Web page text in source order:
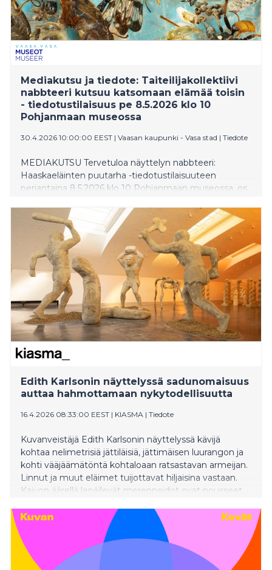
Mediakutsu ja tiedote: Taiteilijakollektiivi
nabbteeri kutsuu katsomaan elämää toisin
- tiedotustilaisuus pe 8.5.2026 klo 10
Pohjanmaan museossa
30.4.2026 10:00:00 EEST | Vaasan kaupunki - Vasa stad | Tiedote
MEDIAKUTSU Tervetuloa näyttelyn nabbteeri:
Haaskaeläinten puutarha -tiedotustilaisuuteen
perjantaina 8.5.2026 klo 10 Pohjanmaan museossa, os.
nabbteerin taiteilijat Janne Nabb ja Maria Teeri,
näyttelypäällikkö Maaria Salo sekä amanuenssi Janna
Sirén Vaasan museoista. Tervetuloa näyttelyn avoimiin
avajaisiin perjantaina 8.5. klo 18–20 Pohjanmaan
museossa. Haastattelumahdollisuudet ja lisätietoa:
Näyttelypäällikkö Maaria Salo, Vaasan museot, p. +358
40 3537377, maaria.salo@vaasa.fi Haastatteluita voi
sopia tiedotustilaisuuden jälkeen. Median edustajat
voivat halutessaan varata erillisen ajan näyttelyyn
tutustumista varten. Tiedotuskuvat:
https://kuvapankki.vaasa.fi/s/o/LYL1xt2a1Je9AJYN
TIEDOTE Taiteilijakollektiivi nabbteeri kutsuu
puutarhassa hyönteiset ovat huomion keskipisteenä
Pohjanmaan museossa kesäksi 2026 avautuva
selkärangattomat ja löydet
Edith Karlsonin näyttelyssä sadunomaisuus
auttaa hahmottamaan nykytodellisuutta
16.4.2026 08:33:00 EEST | KIASMA | Tiedote
Kuvanveistäjä Edith Karlsonin näyttelyssä kävijä
kohtaa nelimetrisiä jättiläisiä, jättimäisen luurangon ja
kohti vääjäämätöntä kohtaloaan ratsastavan armeijan.
Linnut ja muut eläimet tuijottavat hiljaisina vastaan.
Kaivon äärellä lepäilevät merenneidot ovat nousseet
maalle tehnyt. Näyttely avautuu Kiasmassa
huomenna perjantaina 17.4.2026.